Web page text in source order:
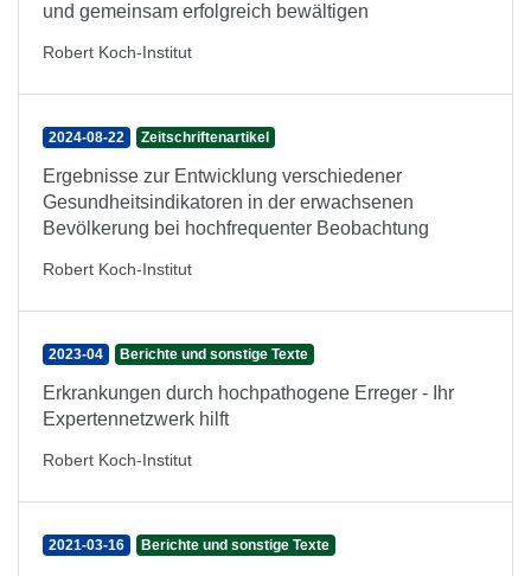
und gemeinsam erfolgreich bewältigen
Robert Koch-Institut
2024-08-22 Zeitschriftenartikel
Ergebnisse zur Entwicklung verschiedener
Gesundheitsindikatoren in der erwachsenen
Bevölkerung bei hochfrequenter Beobachtung
Robert Koch-Institut
2023-04 Berichte und sonstige Texte
Erkrankungen durch hochpathogene Erreger - Ihr
Expertennetzwerk hilft
Robert Koch-Institut
2021-03-16 Berichte und sonstige Texte